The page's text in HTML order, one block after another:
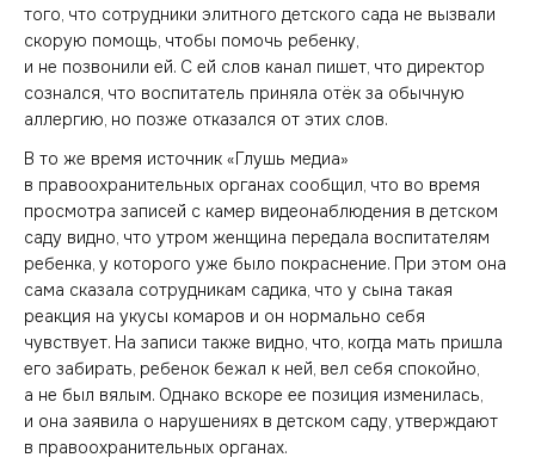
того, что сотрудники элитного детского сада не вызвали
скорую помощь, чтобы помочь ребенку,
и не позвонили ей. С ей слов канал пишет, что директор
сознался, что воспитатель приняла отёк за обычную
аллергию, но позже отказался от этих слов.
В то же время источник «Глушь медиа»
в правоохранительных органах сообщил, что во время
просмотра записей с камер видеонаблюдения в детском
саду видно, что утром женщина передала воспитателям
ребенка, у которого уже было покраснение. При этом она
сама сказала сотрудникам садика, что у сына такая
реакция на укусы комаров и он нормально себя
чувствует. На записи также видно, что, когда мать пришла
его забирать, ребенок бежал к ней, вел себя спокойно,
а не был вялым. Однако вскоре ее позиция изменилась,
и она заявила о нарушениях в детском саду, утверждают
в правоохранительных органах.